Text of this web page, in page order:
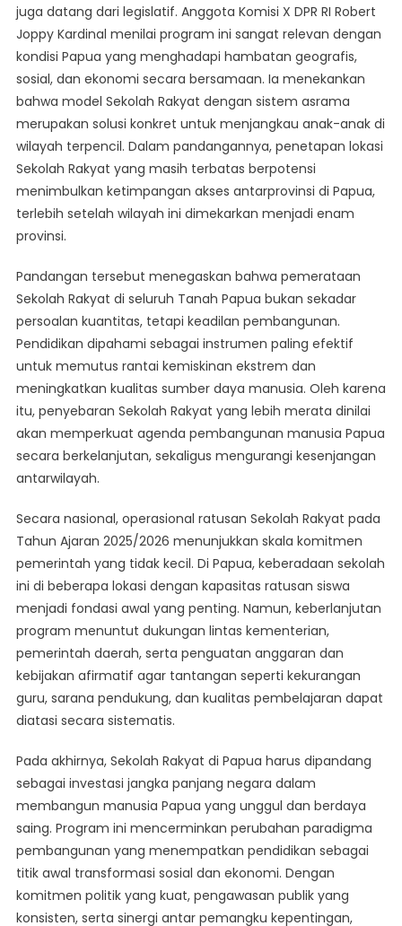
juga datang dari legislatif. Anggota Komisi X DPR RI Robert
Joppy Kardinal menilai program ini sangat relevan dengan
kondisi Papua yang menghadapi hambatan geografis,
sosial, dan ekonomi secara bersamaan. Ia menekankan
bahwa model Sekolah Rakyat dengan sistem asrama
merupakan solusi konkret untuk menjangkau anak-anak di
wilayah terpencil. Dalam pandangannya, penetapan lokasi
Sekolah Rakyat yang masih terbatas berpotensi
menimbulkan ketimpangan akses antarprovinsi di Papua,
terlebih setelah wilayah ini dimekarkan menjadi enam
provinsi.
Pandangan tersebut menegaskan bahwa pemerataan
Sekolah Rakyat di seluruh Tanah Papua bukan sekadar
persoalan kuantitas, tetapi keadilan pembangunan.
Pendidikan dipahami sebagai instrumen paling efektif
untuk memutus rantai kemiskinan ekstrem dan
meningkatkan kualitas sumber daya manusia. Oleh karena
itu, penyebaran Sekolah Rakyat yang lebih merata dinilai
akan memperkuat agenda pembangunan manusia Papua
secara berkelanjutan, sekaligus mengurangi kesenjangan
antarwilayah.
Secara nasional, operasional ratusan Sekolah Rakyat pada
Tahun Ajaran 2025/2026 menunjukkan skala komitmen
pemerintah yang tidak kecil. Di Papua, keberadaan sekolah
ini di beberapa lokasi dengan kapasitas ratusan siswa
menjadi fondasi awal yang penting. Namun, keberlanjutan
program menuntut dukungan lintas kementerian,
pemerintah daerah, serta penguatan anggaran dan
kebijakan afirmatif agar tantangan seperti kekurangan
guru, sarana pendukung, dan kualitas pembelajaran dapat
diatasi secara sistematis.
Pada akhirnya, Sekolah Rakyat di Papua harus dipandang
sebagai investasi jangka panjang negara dalam
membangun manusia Papua yang unggul dan berdaya
saing. Program ini mencerminkan perubahan paradigma
pembangunan yang menempatkan pendidikan sebagai
titik awal transformasi sosial dan ekonomi. Dengan
komitmen politik yang kuat, pengawasan publik yang
konsisten, serta sinergi antar pemangku kepentingan,